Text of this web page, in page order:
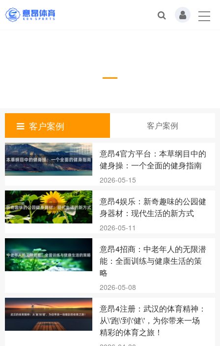
客户案例 客户案例
意昂4官方平台：本草纲目中的
健身操：一个全面的健身指南
2026-05-15
意昂4娱乐：新奇趣味的公园健
身器材：现代生活的新方式
2026-05-11
意昂4招商：中老年人的无限潜
能：全面训练与健康生活的策
略
2026-05-08
意昂4注册：武汉的体育精神：
从\'跑\'到\'健\'，为你带来一场
精彩的体育之旅！